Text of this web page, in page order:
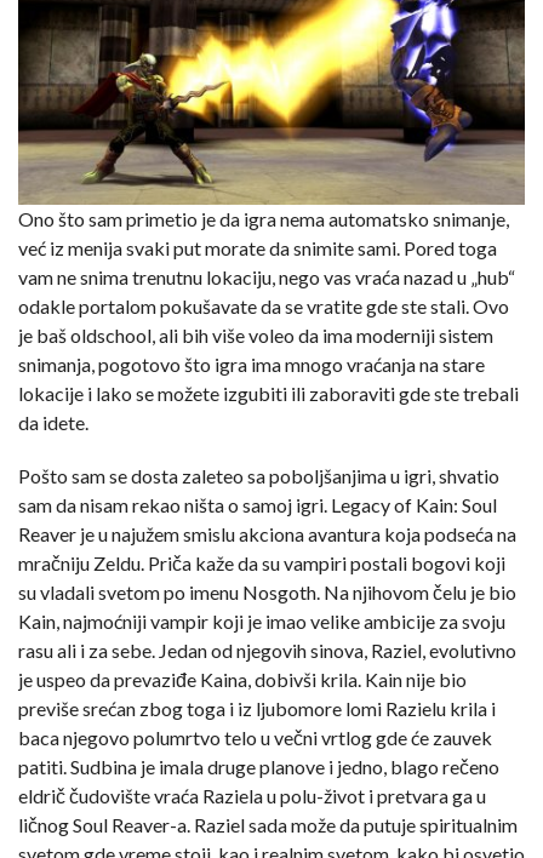
Ono što sam primetio je da igra nema automatsko snimanje,
već iz menija svaki put morate da snimite sami. Pored toga
vam ne snima trenutnu lokaciju, nego vas vraća nazad u „hub“
odakle portalom pokušavate da se vratite gde ste stali. Ovo
je baš oldschool, ali bih više voleo da ima moderniji sistem
snimanja, pogotovo što igra ima mnogo vraćanja na stare
lokacije i lako se možete izgubiti ili zaboraviti gde ste trebali
da idete.
Pošto sam se dosta zaleteo sa poboljšanjima u igri, shvatio
sam da nisam rekao ništa o samoj igri. Legacy of Kain: Soul
Reaver je u najužem smislu akciona avantura koja podseća na
mračniju Zeldu. Priča kaže da su vampiri postali bogovi koji
su vladali svetom po imenu Nosgoth. Na njihovom čelu je bio
Kain, najmoćniji vampir koji je imao velike ambicije za svoju
rasu ali i za sebe. Jedan od njegovih sinova, Raziel, evolutivno
je uspeo da prevaziđe Kaina, dobivši krila. Kain nije bio
previše srećan zbog toga i iz ljubomore lomi Razielu krila i
baca njegovo polumrtvo telo u večni vrtlog gde će zauvek
patiti. Sudbina je imala druge planove i jedno, blago rečeno
eldrič čudovište vraća Raziela u polu-život i pretvara ga u
ličnog Soul Reaver-a. Raziel sada može da putuje spiritualnim